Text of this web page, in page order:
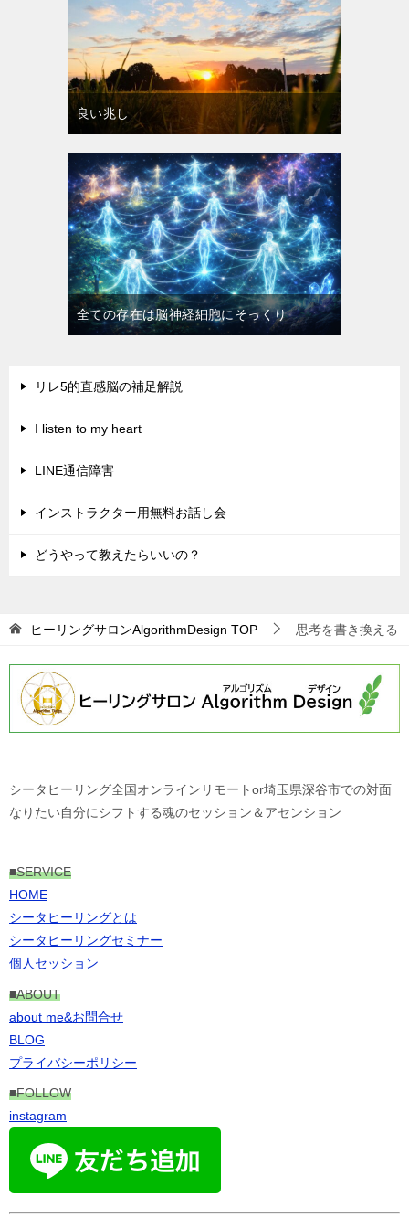
良い兆し
全ての存在は脳神経細胞にそっくり
リレ5的直感脳の補足解説
I listen to my heart
LINE通信障害
インストラクター用無料お話し会
どうやって教えたらいいの？
ヒーリングサロンAlgorithmDesign TOP 思考を書き換える
シータヒーリング全国オンラインリモートor埼玉県深谷市での対面
なりたい自分にシフトする魂のセッション＆アセンション
■SERVICE
HOME
シータヒーリングとは
シータヒーリングセミナー
個人セッション
■ABOUT
about me&お問合せ
BLOG
プライバシーポリシー
■FOLLOW
instagram